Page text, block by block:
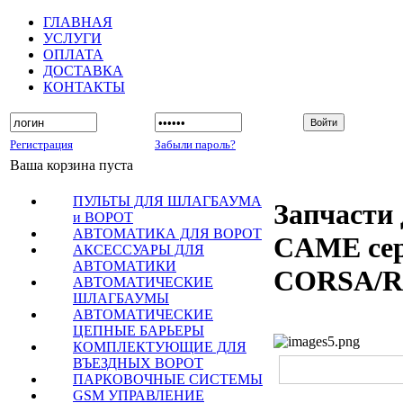
ГЛАВНАЯ
УСЛУГИ
ОПЛАТА
ДОСТАВКА
КОНТАКТЫ
Регистрация Забыли пароль?
Ваша корзина пуста
ПУЛЬТЫ ДЛЯ ШЛАГБАУМА
и ВОРОТ
АВТОМАТИКА ДЛЯ ВОРОТ
АКСЕССУАРЫ ДЛЯ
АВТОМАТИКИ
АВТОМАТИЧЕСКИЕ
ШЛАГБАУМЫ
АВТОМАТИЧЕСКИЕ
ЦЕПНЫЕ БАРЬЕРЫ
КОМПЛЕКТУЮЩИЕ ДЛЯ
ВЪЕЗДНЫХ ВОРОТ
ПАРКОВОЧНЫЕ СИСТЕМЫ
GSM УПРАВЛЕНИЕ
CAME
CORSA/